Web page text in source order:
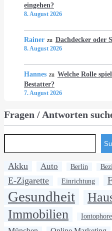
eingehen?
8. August 2026
Rainer zu Dachdecker oder
8. August 2026
Hannes zu Welche Rolle
Bestatter?
7. August 2026
Fragen / Antworten
Akku Auto Berlin
E-Zigarette
Einrichtung
Gesundheit
Immobilien